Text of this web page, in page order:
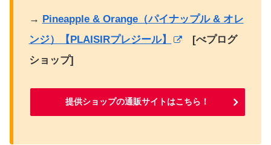
→ Pineapple & Orange（パイナップル & オレ
ンジ）【PLAISIRプレジール】
[べプログ
ショップ]
提供ショップの通販サイトはこちら！